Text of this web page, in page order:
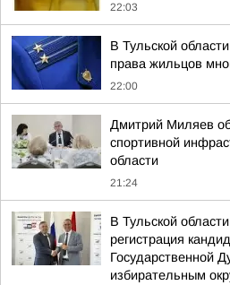
22:03
В Тульской
права жильцов
22:00
Дмитрий Миляев
спортивной
области
21:24
В Тульской
регистрация
Государственной
избирательным